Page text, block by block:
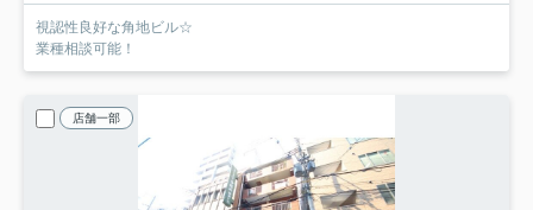
視認性良好な角地ビル☆
業種相談可能！
店舗一部